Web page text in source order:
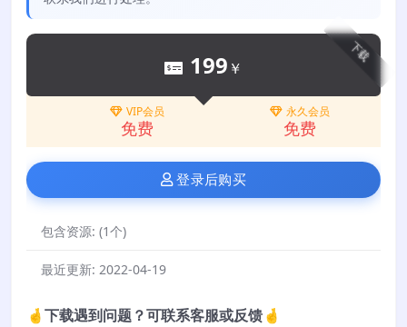
下载
199 ￥
VIP会员
免费
永久会员
免费
登录后购买
包含资源: (1个)
最近更新: 2022-04-19
🤞下载遇到问题？可联系客服或反馈🤞